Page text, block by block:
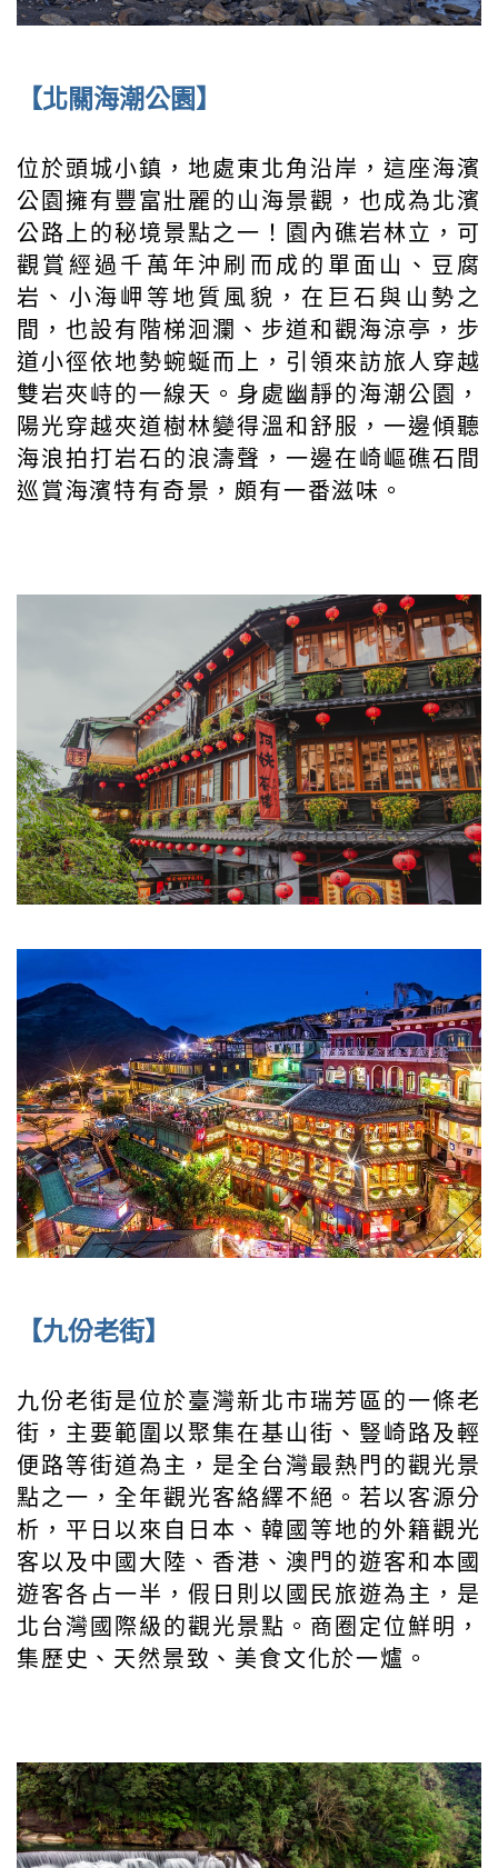
【北關海潮公園】
位於頭城小鎮，地處東北角沿岸，這座海濱
公園擁有豐富壯麗的山海景觀，也成為北濱
公路上的秘境景點之一！園內礁岩林立，可
觀賞經過千萬年沖刷而成的單面山、豆腐
岩、小海岬等地質風貌，在巨石與山勢之
間，也設有階梯洄瀾、步道和觀海涼亭，步
道小徑依地勢蜿蜒而上，引領來訪旅人穿越
雙岩夾峙的一線天。身處幽靜的海潮公園，
陽光穿越夾道樹林變得溫和舒服，一邊傾聽
海浪拍打岩石的浪濤聲，一邊在崎嶇礁石間
巡賞海濱特有奇景，頗有一番滋味。
【九份老街】
九份老街是位於臺灣新北市瑞芳區的一條老
街，主要範圍以聚集在基山街、豎崎路及輕
便路等街道為主，是全台灣最熱門的觀光景
點之一，全年觀光客絡繹不絕。若以客源分
析，平日以來自日本、韓國等地的外籍觀光
客以及中國大陸、香港、澳門的遊客和本國
遊客各占一半，假日則以國民旅遊為主，是
北台灣國際級的觀光景點。商圈定位鮮明，
集歷史、天然景致、美食文化於一爐。